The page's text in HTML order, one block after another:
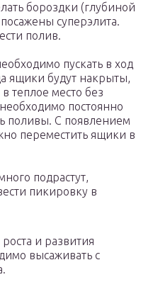
бороздки (глубиной
суперэлита.
полив.
пускать в ход
ящики будут накрыты,
теплое место без
постоянно
поливы. С появлением
переместить ящики в
подрастут,
пикировку в
и развития
высаживать с